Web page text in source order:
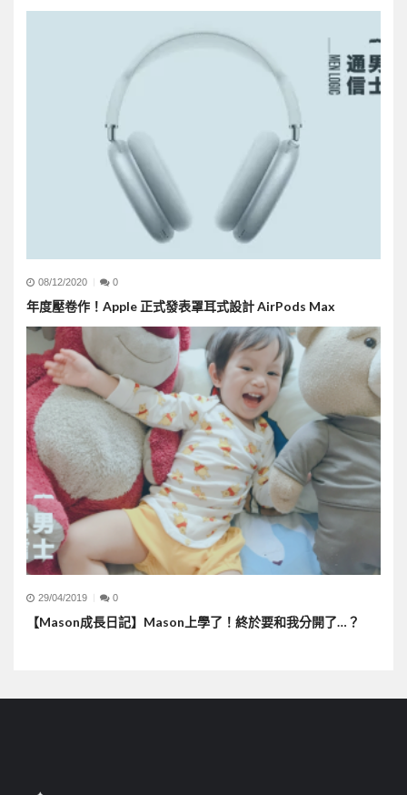
08/12/2020 0
年度壓卷作！Apple 正式發表罩耳式設計 AirPods Max
29/04/2019 0
【Mason成長日記】Mason上學了！終於要和我分開了…？